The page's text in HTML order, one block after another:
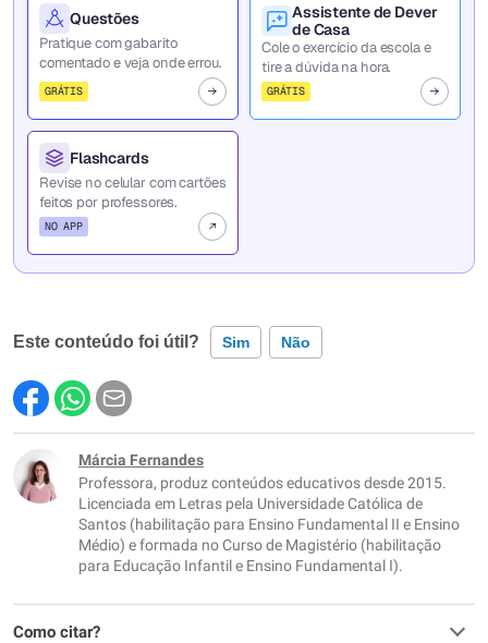
Questões
Pratique com gabarito
comentado e veja onde errou.
GRÁTIS
Assistente de Dever
de Casa
Cole o exercício da escola e
tire a dúvida na hora.
GRÁTIS
Flashcards
Revise no celular com cartões
feitos por professores.
NO APP
Este conteúdo foi útil? Sim Não
Este conteúdo contém informação incorreta
Este conteúdo não tem a informação que procuro
Outro
Márcia Fernandes
Professora, produz conteúdos educativos desde 2015.
Licenciada em Letras pela Universidade Católica de
Santos (habilitação para Ensino Fundamental II e Ensino
Médio) e formada no Curso de Magistério (habilitação
para Educação Infantil e Ensino Fundamental I).
Como citar?